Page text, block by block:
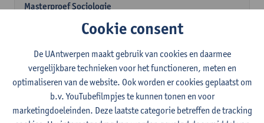
Masterproef Sociologie
2E SEM
- NNB
SPECIALISATIE SOCIOLOGIE - twee clusters te
kiezen uit onderstaande lijst (24sp)
Specialisatiecluster Arbeid
Alle opleidingsonderdelen uit deze lijst zijn verplicht te volgen -
12 studiepunten
Cookie consent
De UAntwerpen maakt gebruik van cookies en daarmee
vergelijkbare technieken voor het functioneren, meten en
optimaliseren van de website. Ook worden er cookies geplaatst om
b.v. YouTubefilmpjes te kunnen tonen en voor
marketingdoeleinden. Deze laatste categorie betreffen de tracking